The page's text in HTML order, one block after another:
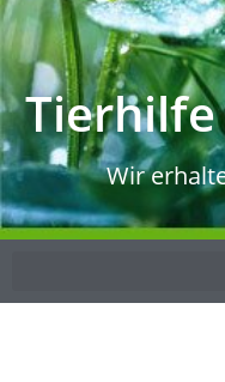
Tierhilfe
Wir